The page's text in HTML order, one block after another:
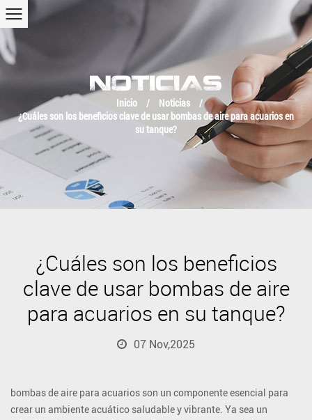
NOTICIAS
Inicio / Noticias
/
¿Cuáles son los beneficios clave de usar bombas de aire para acuarios en
su tanque?
¿Cuáles son los beneficios
clave de usar bombas de aire
para acuarios en su tanque?
07 Nov,2025
bombas de aire para acuarios son un componente esencial para
crear un ambiente acuático saludable y vibrante. Ya sea un